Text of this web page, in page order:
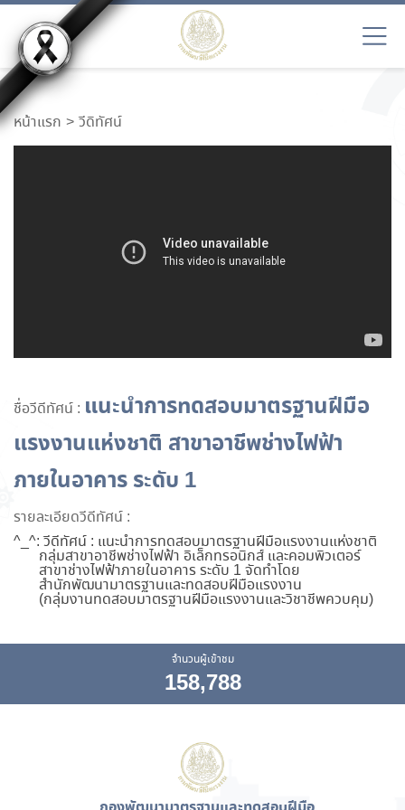
หน้าแรก วีดิทัศน์
ชื่อวีดีทัศน์ : แนะนำการทดสอบมาตรฐานฝีมือ
แรงงานแห่งชาติ สาขาอาชีพช่างไฟฟ้า
ภายในอาคาร ระดับ 1
รายละเอียดวีดีทัศน์ :
^_^: วีดีทัศน์ : แนะนำการทดสอบมาตรฐานฝีมือแรงงานแห่งชาติ
กลุ่มสาขาอาชีพช่างไฟฟ้า อิเล็กทรอนิกส์ และคอมพิวเตอร์
สาขาช่างไฟฟ้าภายในอาคาร ระดับ 1 จัดทำโดย
สำนักพัฒนามาตรฐานและทดสอบฝีมือแรงงาน
(กลุ่มงานทดสอบมาตรฐานฝีมือแรงงานและวิชาชีพควบคุม)
จำนวนผู้เข้าชม
158,788